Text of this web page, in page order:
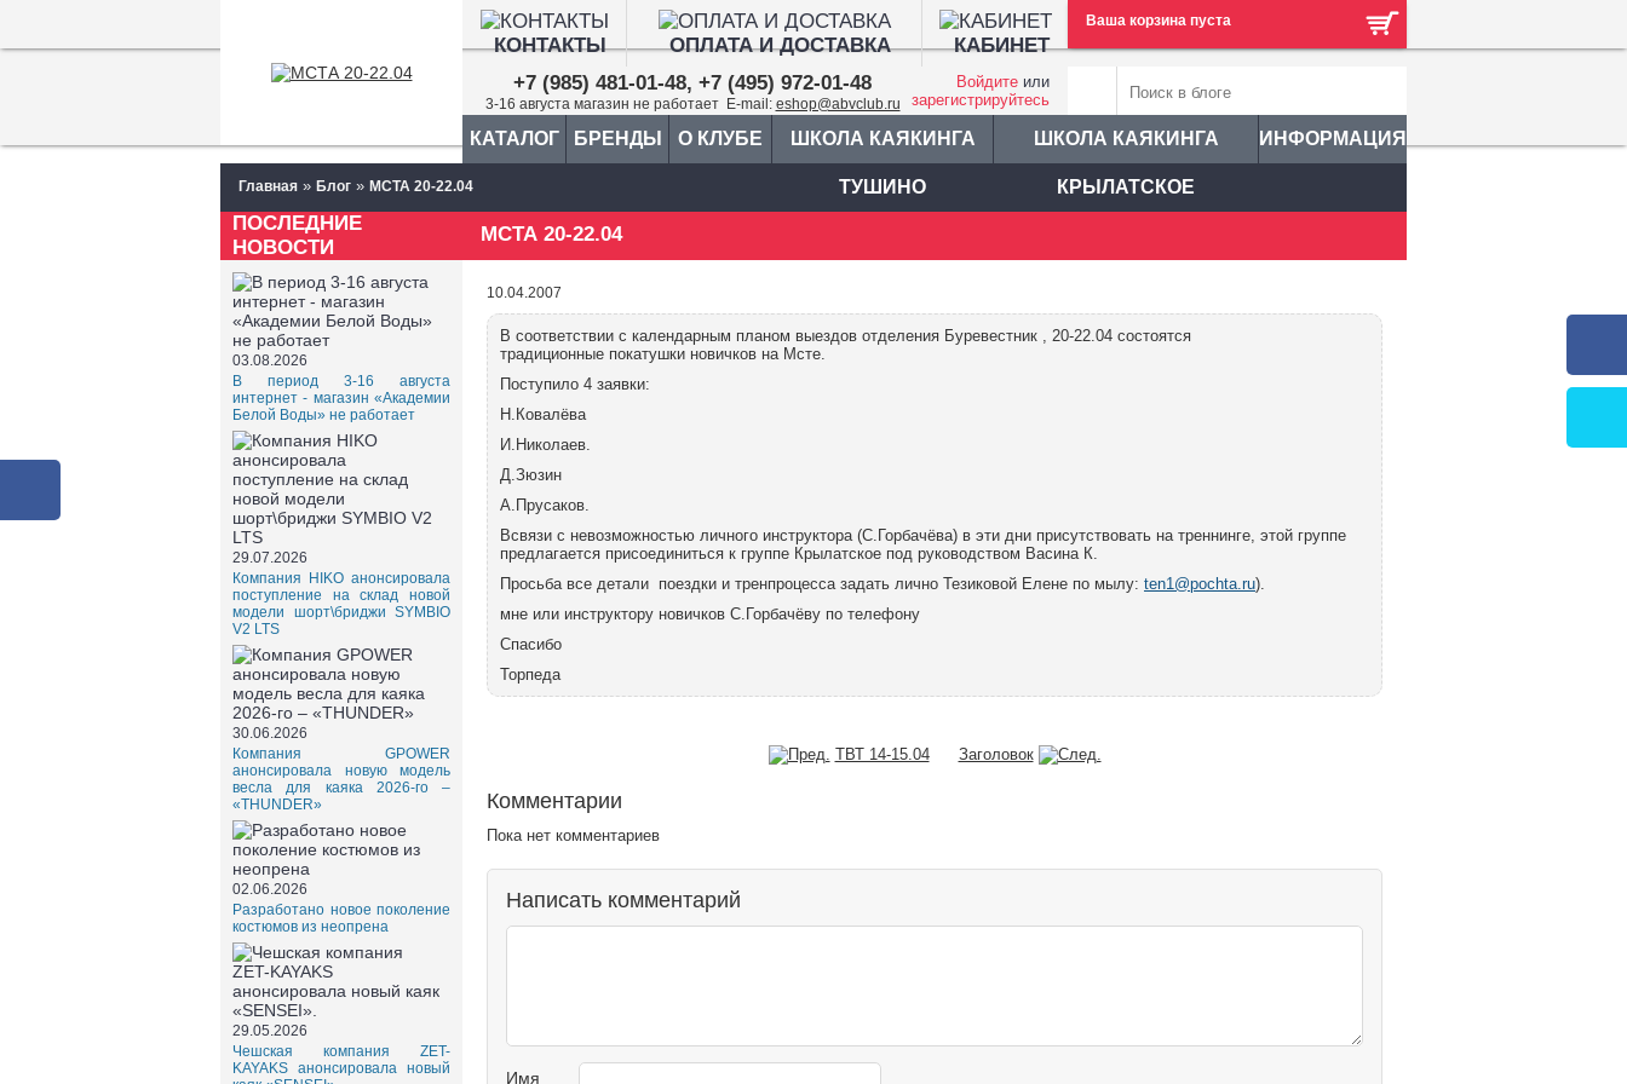
КОНТАКТЫ ОПЛАТА И ДОСТАВКА КАБИНЕТ
Ваша корзина пуста
+7 (985) 481-01-48, +7 (495) 972-01-48
3-16 августа магазин не работает E-mail: eshop@abvclub.ru
Войдите или
зарегистрируйтесь
КАТАЛОГ БРЕНДЫ О КЛУБЕ ШКОЛА КАЯКИНГА
ТУШИНО
ШКОЛА КАЯКИНГА
КРЫЛАТСКОЕ
ИНФОРМАЦИЯ
Главная » Блог » МСТА 20-22.04
ПОСЛЕДНИЕ
НОВОСТИ
03.08.2026
В период 3-16 августа
интернет - магазин «Академии
Белой Воды» не работает
29.07.2026
Компания HIKO анонсировала
поступление на склад новой
модели шорт\бриджи SYMBIO
V2 LTS
30.06.2026
Компания GPOWER
анонсировала новую модель
весла для каяка 2026-го –
«THUNDER»
02.06.2026
Разработано новое поколение
костюмов из неопрена
29.05.2026
Чешская компания ZET-
KAYAKS анонсировала новый
МСТА 20-22.04
10.04.2007
В соответствии с календарным планом выездов отделения Буревестник , 20-22.04 состоятся
традиционные покатушки новичков на Мсте.
Поступило 4 заявки:
Н.Ковалёва
И.Николаев.
Д.Зюзин
А.Прусаков.
Всвязи с невозможностью личного инструктора (С.Горбачёва) в эти дни присутствовать на треннинге, этой группе
предлагается присоединиться к группе Крылатское под руководством Васина К.
Просьба все детали поездки и тренпроцесса задать лично Тезиковой Елене по мылу: ten1@pochta.ru).
мне или инструктору новичков С.Горбачёву по телефону
Спасибо
Торпеда
ТВТ 14-15.04 Заголовок
Комментарии
Пока нет комментариев
Написать комментарий
Имя